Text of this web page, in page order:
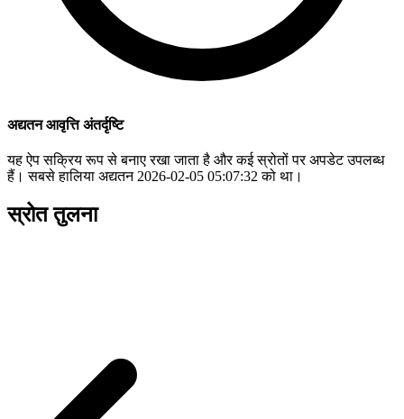
अद्यतन आवृत्ति अंतर्दृष्टि
यह ऐप सक्रिय रूप से बनाए रखा जाता है और कई स्रोतों पर अपडेट उपलब्ध
हैं। सबसे हालिया अद्यतन 2026-02-05 05:07:32 को था।
स्रोत तुलना